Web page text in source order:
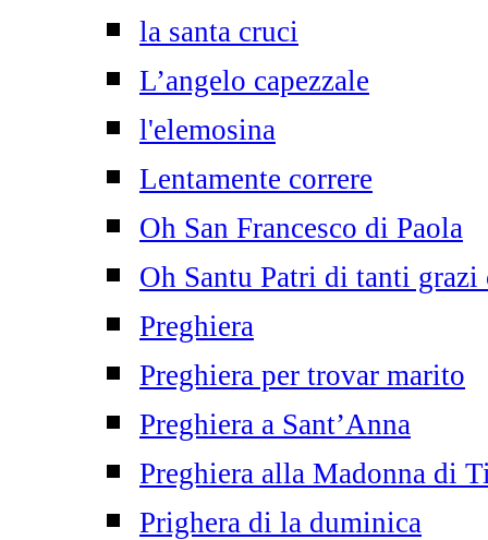
la santa cruci
L’angelo capezzale
l'elemosina
Lentamente correre
Oh San Francesco di Paola
Oh Santu Patri di tanti grazi
Preghiera
Preghiera per trovar marito
Preghiera a Sant’Anna
Preghiera alla Madonna di
Prighera di la duminica